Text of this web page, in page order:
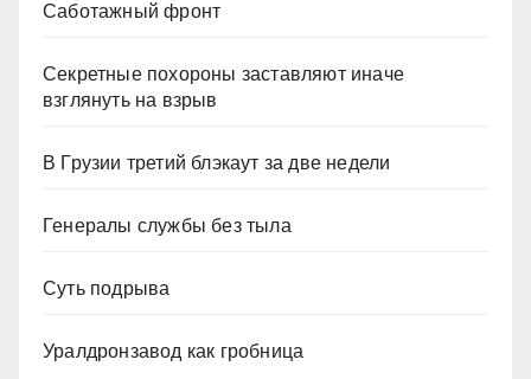
Саботажный фронт
Секретные похороны заставляют иначе
взглянуть на взрыв
В Грузии третий блэкаут за две недели
Генералы службы без тыла
Суть подрыва
Уралдронзавод как гробница